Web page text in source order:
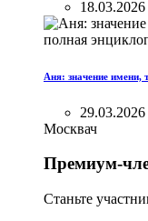
18.03.2026
Аня: значение имени,
29.03.2026
Москвач
Премиум-
Станьте